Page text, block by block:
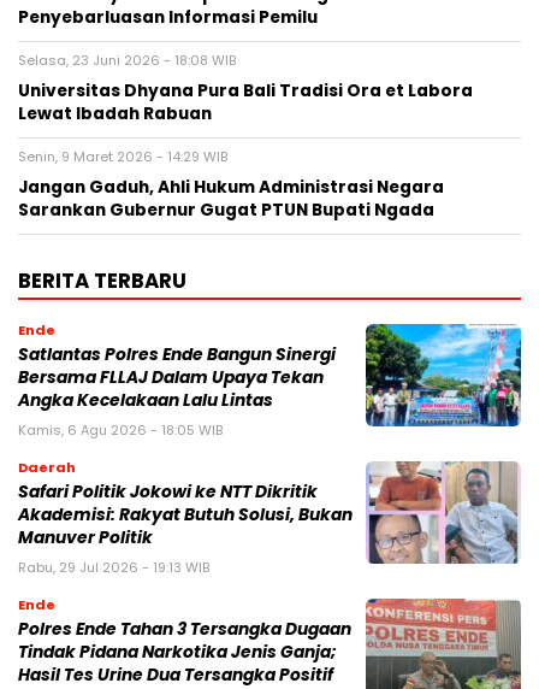
Penyebarluasan Informasi Pemilu
Selasa, 23 Juni 2026 - 18:08 WIB
Universitas Dhyana Pura Bali Tradisi Ora et Labora
Lewat Ibadah Rabuan
Senin, 9 Maret 2026 - 14:29 WIB
Jangan Gaduh, Ahli Hukum Administrasi Negara
Sarankan Gubernur Gugat PTUN Bupati Ngada
BERITA TERBARU
Ende
Satlantas Polres Ende Bangun Sinergi
Bersama FLLAJ Dalam Upaya Tekan
Angka Kecelakaan Lalu Lintas
Kamis, 6 Agu 2026 - 18:05 WIB
Daerah
Safari Politik Jokowi ke NTT Dikritik
Akademisi: Rakyat Butuh Solusi, Bukan
Manuver Politik
Rabu, 29 Jul 2026 - 19:13 WIB
Ende
Polres Ende Tahan 3 Tersangka Dugaan
Tindak Pidana Narkotika Jenis Ganja;
Hasil Tes Urine Dua Tersangka Positif